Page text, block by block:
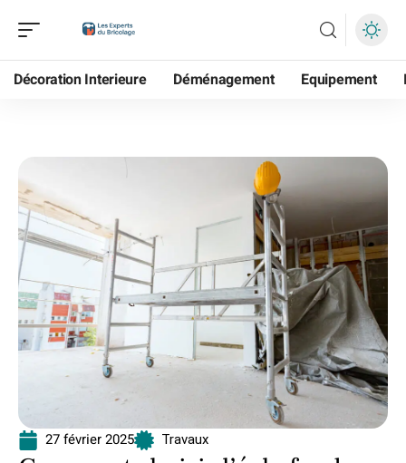
Décoration Interieure Déménagement Equipement
27 février 2025 Travaux